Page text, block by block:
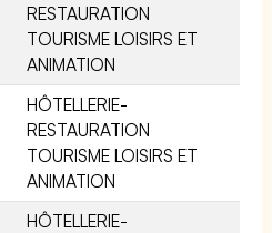
RESTAURATION
TOURISME LOISIRS ET
ANIMATION
HÔTELLERIE-
RESTAURATION
TOURISME LOISIRS ET
ANIMATION
HÔTELLERIE-